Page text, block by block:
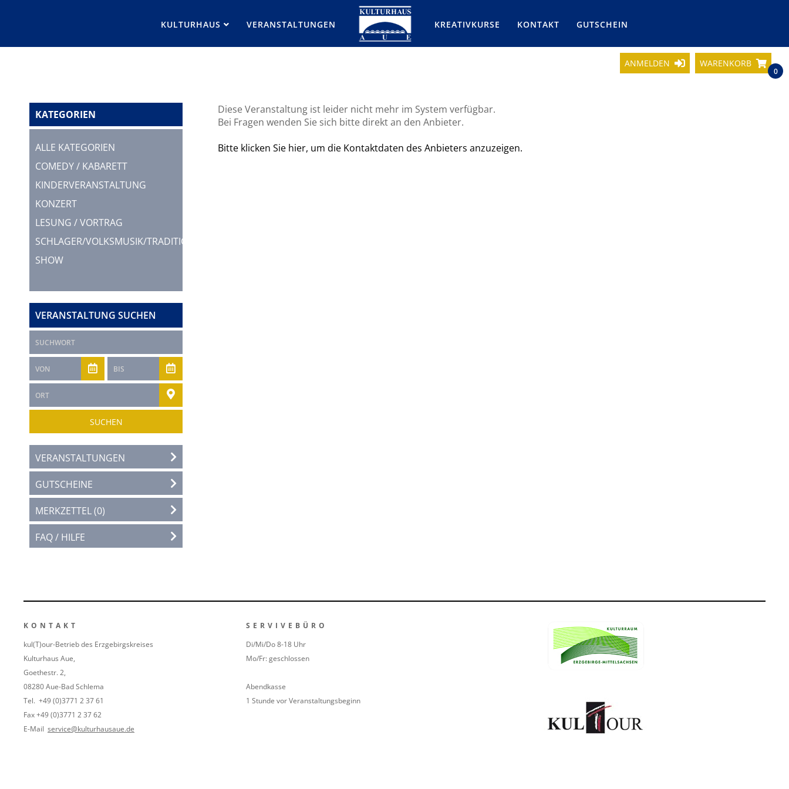
KULTURHAUS VERANSTALTUNGEN KREATIVKURSE KONTAKT GUTSCHEIN
ANMELDEN WARENKORB
0
KATEGORIEN
ALLE KATEGORIEN
COMEDY / KABARETT
KINDERVERANSTALTUNG
KONZERT
LESUNG / VORTRAG
SCHLAGER/VOLKSMUSIK/TRADITION
SHOW
VERANSTALTUNG SUCHEN
VERANSTALTUNGEN
GUTSCHEINE
MERKZETTEL(0)
FAQ / HILFE
Diese Veranstaltung ist leider nicht mehr im System verfügbar.
Bei Fragen wenden Sie sich bitte direkt an den Anbieter.
Bitte klicken Sie hier, um die Kontaktdaten des Anbieters anzuzeigen.
KONTAKT
kul(T)our-Betrieb des Erzgebirgskreises
Kulturhaus Aue,
Goethestr. 2,
08280 Aue-Bad Schlema
Tel. +49 (0)3771 2 37 61
Fax +49 (0)3771 2 37 62
E-Mail service@kulturhausaue.de
SERVIVEBÜRO
Di/Mi/Do 8-18 Uhr
Mo/Fr: geschlossen
Abendkasse
1 Stunde vor Veranstaltungsbeginn